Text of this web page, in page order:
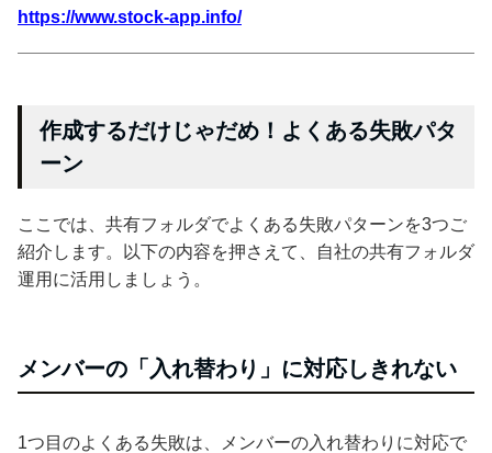
https://www.stock-app.info/
作成するだけじゃだめ！よくある失敗パタ
ーン
ここでは、共有フォルダでよくある失敗パターンを3つご
紹介します。以下の内容を押さえて、自社の共有フォルダ
運用に活用しましょう。
メンバーの「入れ替わり」に対応しきれない
1つ目のよくある失敗は、メンバーの入れ替わりに対応で